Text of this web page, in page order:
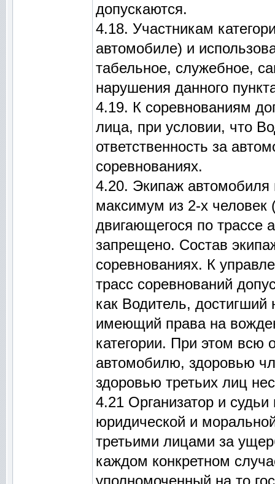
допускаются.
4.18. Участникам
автомобиле) и
табельное, служебное,
нарушения данного
4.19. К соревнованиям
лица, при условии, что
ответственность за
соревнованиях.
4.20. Экипаж автомобиля
максимум из 2-х
двигающегося по трассе
запрещено. Состав
соревнованиях. К
трасс соревнований
как Водитель, достигший
имеющий права на
категории. При этом всю
автомобилю, здоровью
здоровью третьих лиц
4.21 Организатор и
юридической и
третьими лицами за
каждом конкретном
уполномоченный на то